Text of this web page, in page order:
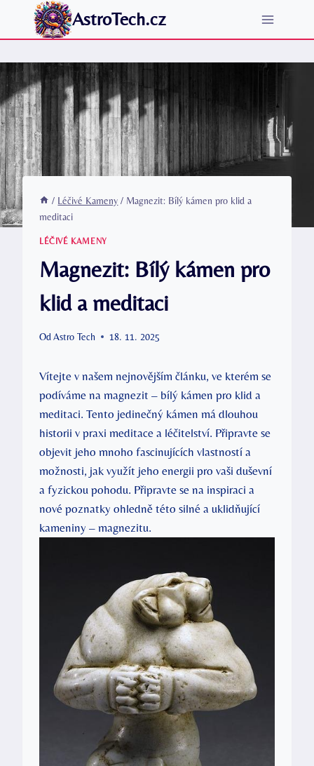
Přeskočit
AstroTech.cz
/ Léčivé Kameny / Magnezit: Bílý kámen pro klid a
meditaci
LÉČIVÉ KAMENY
Magnezit: Bílý kámen pro
klid a meditaci
Od Astro Tech 18. 11. 2025
Vítejte v našem nejnovějším článku, ve kterém se
podíváme na magnezit – bílý kámen pro klid a
meditaci. Tento jedinečný kámen má dlouhou
historii v praxi meditace a léčitelství. Připravte se
objevit jeho mnoho fascinujících vlastností a
možnosti, jak využít jeho energii pro vaši duševní
a fyzickou pohodu. Připravte se na inspiraci a
nové poznatky ohledně této silné a uklidňující
kameniny – magnezitu.